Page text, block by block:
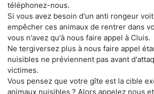
téléphonez-nous.
Si vous avez besoin d'un anti rongeur
empêcher ces animaux de rentrer dans
vous n'avez qu'à nous faire appel à Cluis.
Ne tergiversez plus à nous faire appel
nuisibles ne préviennent pas avant
victimes.
Vous pensez que votre gîte est la cible
animaux nuisibles ? Alors appelez nous